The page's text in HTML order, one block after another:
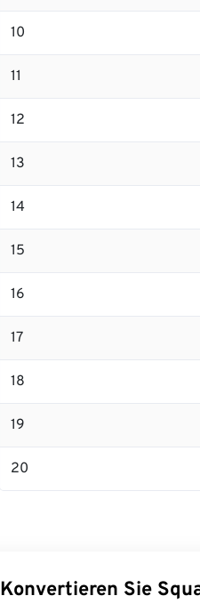
10
11
12
13
14
15
16
17
18
19
20
Konvertieren Sie